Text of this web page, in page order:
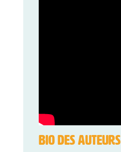
BIO DES AUTEURS